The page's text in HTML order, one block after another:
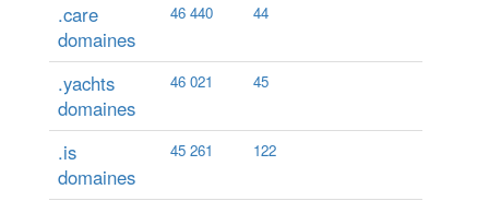
.care
domaines
46 440 44
.yachts
domaines
46 021 45
.is
domaines
45 261 122